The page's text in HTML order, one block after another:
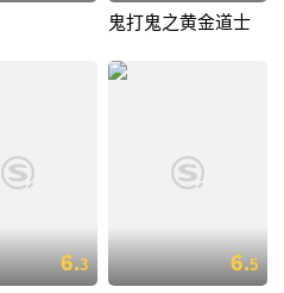
鬼打鬼之黄金道士
6.3 6.5